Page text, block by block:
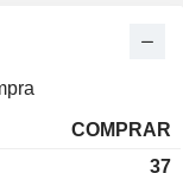
COMPRAR
37